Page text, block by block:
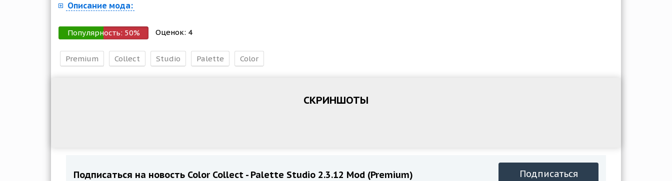
Описание мода:
Популярность: 50% Оценок: 4
Premium Collect Studio Palette Color
СКРИНШОТЫ
Подписаться на новость Color Collect - Palette Studio 2.3.12 Mod (Premium) Подписаться